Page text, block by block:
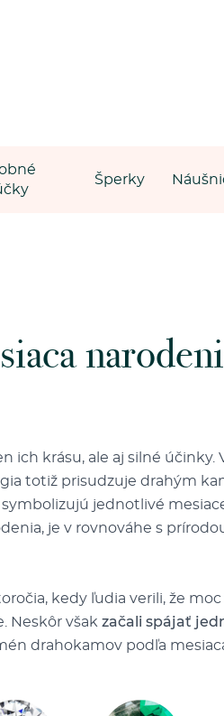
Šperky
ich krásu, ale aj silné účinky.
totiž prisudzuje drahým
jednotlivé
je v rovnováhe s
kedy ľudia verili, že
Neskôr však začali spájať
drahokamov podľa